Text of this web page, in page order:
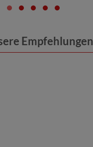
Empfehlungen